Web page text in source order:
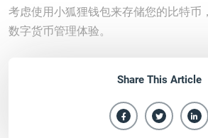
考虑使用小狐狸钱包来存储您的比特币
数字货币管理体验。
Share This Article